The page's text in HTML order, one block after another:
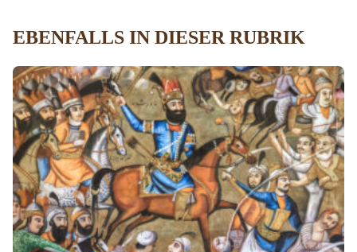
EBENFALLS IN DIESER RUBRIK